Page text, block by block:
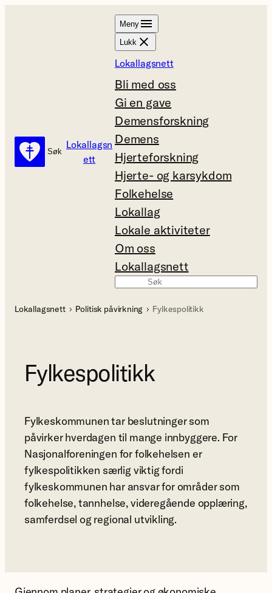
Søk
Søk
Lokallagsn
ett
Meny
Lukk
Lokallagsnett
Bli med oss
Gi en gave
Demensforskning
Demens
Hjerteforskning
Hjerte- og karsykdom
Folkehelse
Lokallag
Lokale aktiviteter
Om oss
Lokallagsnett
Lokallagsnett Politisk påvirkning Fylkespolitikk
Fylkespolitikk
Fylkeskommunen tar beslutninger som
påvirker hverdagen til mange innbyggere. For
Nasjonalforeningen for folkehelsen er
fylkespolitikken særlig viktig fordi
fylkeskommunen har ansvar for områder som
folkehelse, tannhelse, videregående opplæring,
samferdsel og regional utvikling.